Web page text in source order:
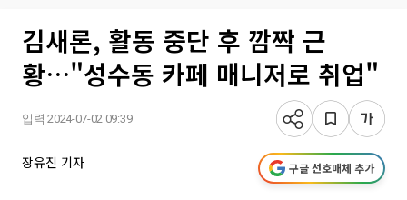
김새론, 활동 중단 후 깜짝 근
황…"성수동 카페 매니저로 취업"
입력 2024-07-02 09:39
장유진 기자 구글 선호매체 추가